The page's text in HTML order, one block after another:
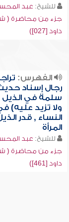
للشيخ: عبد
جزء من محاضرة (
داود [027])
الفهرس:
رجال إسناد
سلمة في الذيل
ولا تزيد عليه)
النساء , قدر
المرأة
للشيخ: عبد
جزء من محاضرة (
داود [461])